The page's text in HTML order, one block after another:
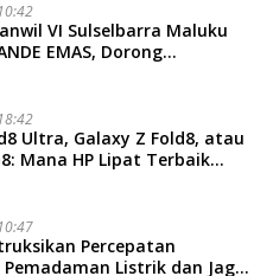
VI Sulselbarra Maluku
EMAS, Dorong
Ultra, Galaxy Z Fold8, atau
Mana HP Lipat Terbaik
Percepatan
Listrik dan Jaga